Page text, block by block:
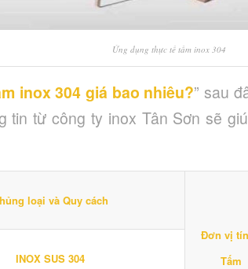
Ứng dụng thực tế tấm inox 304
inox 304 giá bao nhiêu?” sau
tin từ công ty inox Tân Sơn sẽ
loại và Quy cách
Đơn vị
Tấm
INOX SUS 304